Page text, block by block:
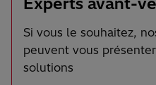
Si vous le souhaitez,
peuvent vous
solutions